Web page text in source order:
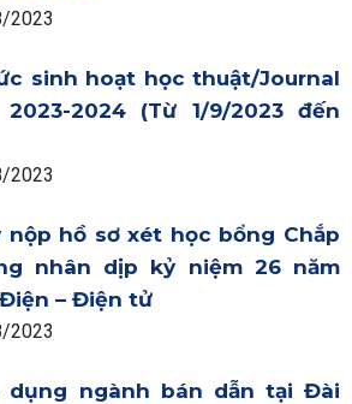
2023
sinh hoạt học thuật/Journal
2024 (Từ 1/9/2023 đến
2023
nộp hồ sơ xét học bổng Chắp
nhân dịp kỷ niệm 26 năm
– Điện tử
2023
dụng ngành bán dẫn tại Đài